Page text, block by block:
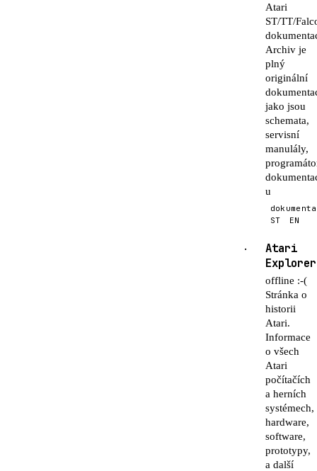
Atari
ST/TT/
Archiv je
plný
originální
jako jsou
schemata,
servisní
manulály,
u
ST
EN
·
Atari
Explorer
offline :-(
Stránka o
historii
Atari.
Informace
o všech
Atari
počítačích
a herních
systémech,
hardware,
software,
prototypy,
a další